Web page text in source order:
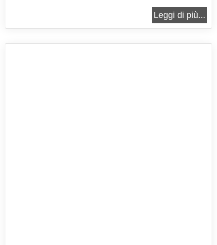
che unisce gusto e salute in un’unica deliziosa
proposta. Questo prodotto, spesso associato alla
Leggi di più...